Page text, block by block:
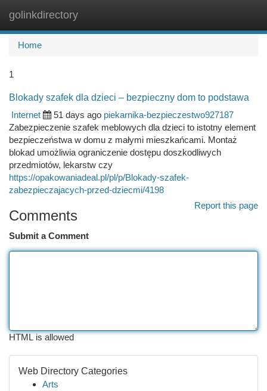
golinkdirectory
Home
1
Blokady szafek dla dzieci – bezpieczny dom to podstawa
Internet
51 days ago piekarnika-bezpieczestwo927187
Zabezpieczenie szafek meblowych dla dzieci to istotny element
bezpieczeństwa w domu z małymi mieszkańcami. Montaż
blokad umożliwia ograniczenie dostępu doszkodliwych
przedmiotów, lekarstw czy
https://opakowaniadeal.pl/pl/p/Blokady-szafek-
zabezpieczajacych-przed-dziecmi/4198
Report this page
Comments
Submit a Comment
HTML is allowed
Web Directory Categories
Arts